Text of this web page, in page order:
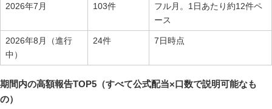
2026年7月 103件
フル月。1日あたり約12件ペ
ース
2026年8月（進行
中）
24件 7日時点
期間内の高額報告TOP5（すべて公式配当×口数で説明可能なも
の）